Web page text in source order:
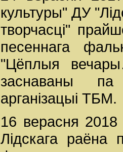
культуры" ДУ
творчасці"
песеннага
"Цёплыя
заснаваны па
арганізацыі ТБМ.
16 верасня
Лідскага раёна